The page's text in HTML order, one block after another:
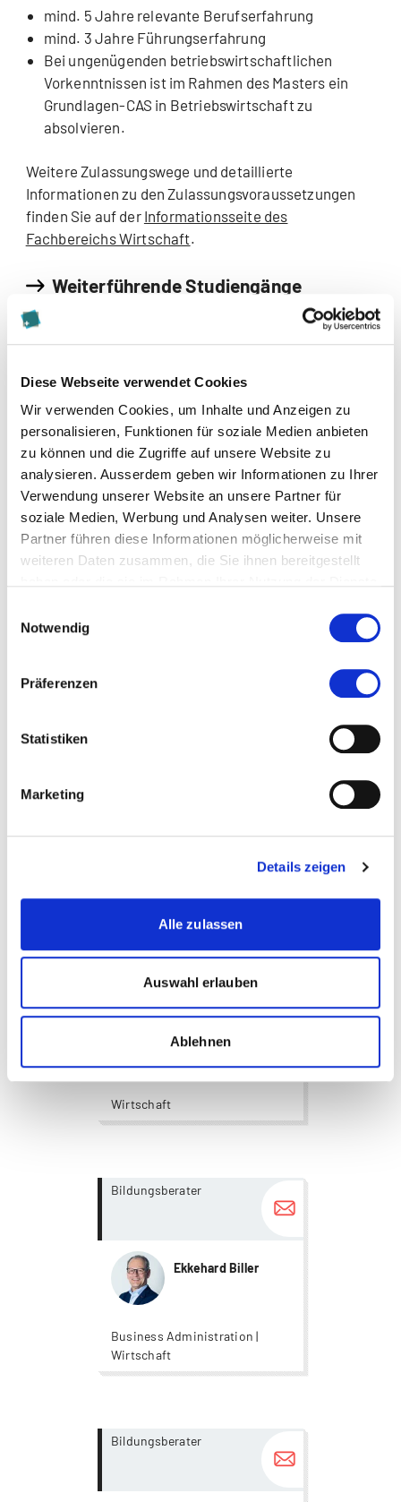
Diese Webseite verwendet Cookies
Wir verwenden Cookies, um Inhalte und Anzeigen zu
personalisieren, Funktionen für soziale Medien anbieten
zu können und die Zugriffe auf unsere Website zu
analysieren. Ausserdem geben wir Informationen zu Ihrer
Verwendung unserer Website an unsere Partner für
soziale Medien, Werbung und Analysen weiter. Unsere
Partner führen diese Informationen möglicherweise mit
weiteren Daten zusammen, die Sie ihnen bereitgestellt
Notwendig
Präferenzen
Statistiken
Marketing
Details zeigen
Alle zulassen
Auswahl erlauben
Ablehnen
mind. 5 Jahre relevante Berufserfahrung
mind. 3 Jahre Führungserfahrung
Bei ungenügenden betriebswirtschaftlichen
Vorkenntnissen ist im Rahmen des Masters ein
Grundlagen-CAS in Betriebswirtschaft zu
absolvieren.
Weitere Zulassungswege und detaillierte
Informationen zu den Zulassungsvoraussetzungen
finden Sie auf der Informationsseite des
Fachbereichs Wirtschaft.
Weiterführende Studiengänge
Executive Master of Business Administration
Kalaidos FH
Informationen zu Gebühren
25'350 - 33'000 CHF in Abhängigkeit der gewählten
CAS,
Der Preis versteht sich inkl. Vorlesungsunterlagen
Nicht inbegriffen sind empfohlene Literatur,
Seminarhotels sowie Gebühren für individuelle
Bildungsberaterin
Melanie Künzle
Wirtschaft
more...
more...
Bildungsberater
Ekkehard Biller
Business Administration |
Wirtschaft
more...
more...
Bildungsberater more...
more...